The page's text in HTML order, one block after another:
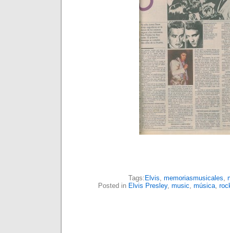
Tags: Elvis, memoriasmusicales,
Posted in Elvis Presley, music, música,